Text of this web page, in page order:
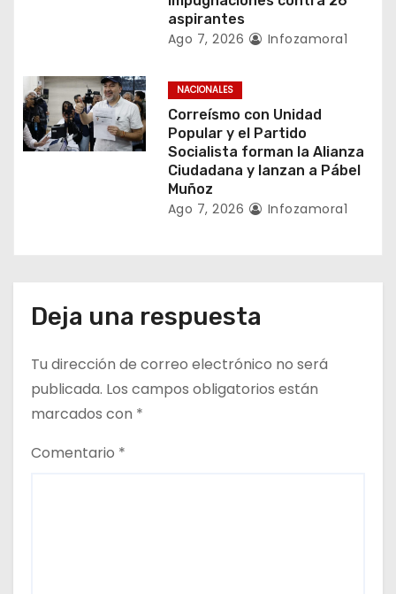
a
s
aspirantes
Ago 7, 2026 Infozamora1
NACIONALES
Correísmo con Unidad
Popular y el Partido
Socialista forman la Alianza
Ciudadana y lanzan a Pábel
Muñoz
Ago 7, 2026 Infozamora1
Deja una respuesta
Tu dirección de correo electrónico no será
publicada. Los campos obligatorios están
marcados con *
Comentario *